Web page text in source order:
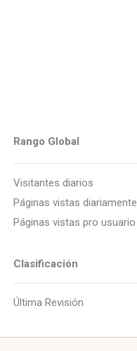
Rango Global
Visitantes diarios
Páginas vistas diariamente
Páginas vistas pro usuario
Clasificación
Última Revisión